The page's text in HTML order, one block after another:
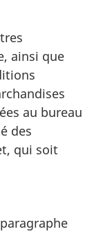
ainsi que
au bureau
des
qui soit